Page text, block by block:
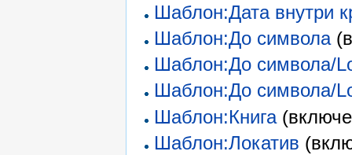
Шаблон:Дата внутри
Шаблон:До символа
Шаблон:До символа/
Шаблон:До символа/
Шаблон:Книга
Шаблон:Локатив